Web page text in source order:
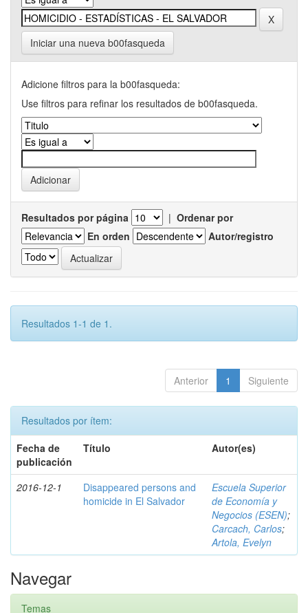
Iniciar una nueva b00fasqueda
Adicione filtros para la b00fasqueda:
Use filtros para refinar los resultados de b00fasqueda.
Resultados por página | Ordenar por
En orden
Autor/registro
Resultados 1-1 de 1.
Anterior 1 Siguiente
Resultados por ítem:
Fecha de
publicación
Título Autor(es)
2016-12-1
Disappeared persons and
homicide in El Salvador
Escuela Superior
de Economía y
Negocios (ESEN);
Carcach, Carlos;
Artola, Evelyn
Navegar
Temas